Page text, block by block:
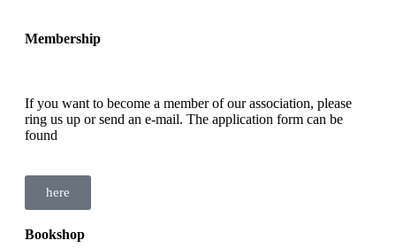
Membership
If you want to become a member of our association, please
ring us up or send an e-mail. The application form can be
found
here
Bookshop